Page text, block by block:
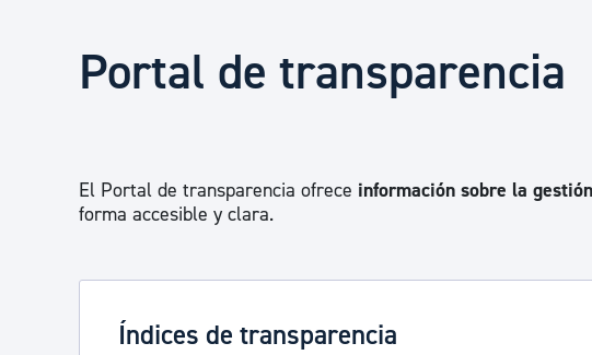
Salud Pública, animales y consumo
Portal de transparencia
El Portal de transparencia ofrece información sobre la
forma accesible y clara.
Índices de transparencia